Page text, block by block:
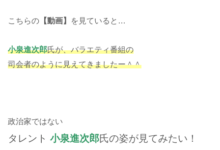
こちらの 【動画】 を見ていると…
小泉進次郎氏が、バラエティ番組の
司会者のように見えてきましたー＾＾
政治家ではない
タレント 小泉進次郎氏の姿が見てみたい！